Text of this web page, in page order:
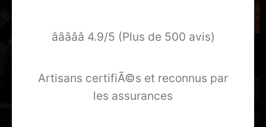
â­â­â­â­â­ 4.9/5 (Plus de 500 avis)
Artisans certifiÃ©s et reconnus par
les assurances